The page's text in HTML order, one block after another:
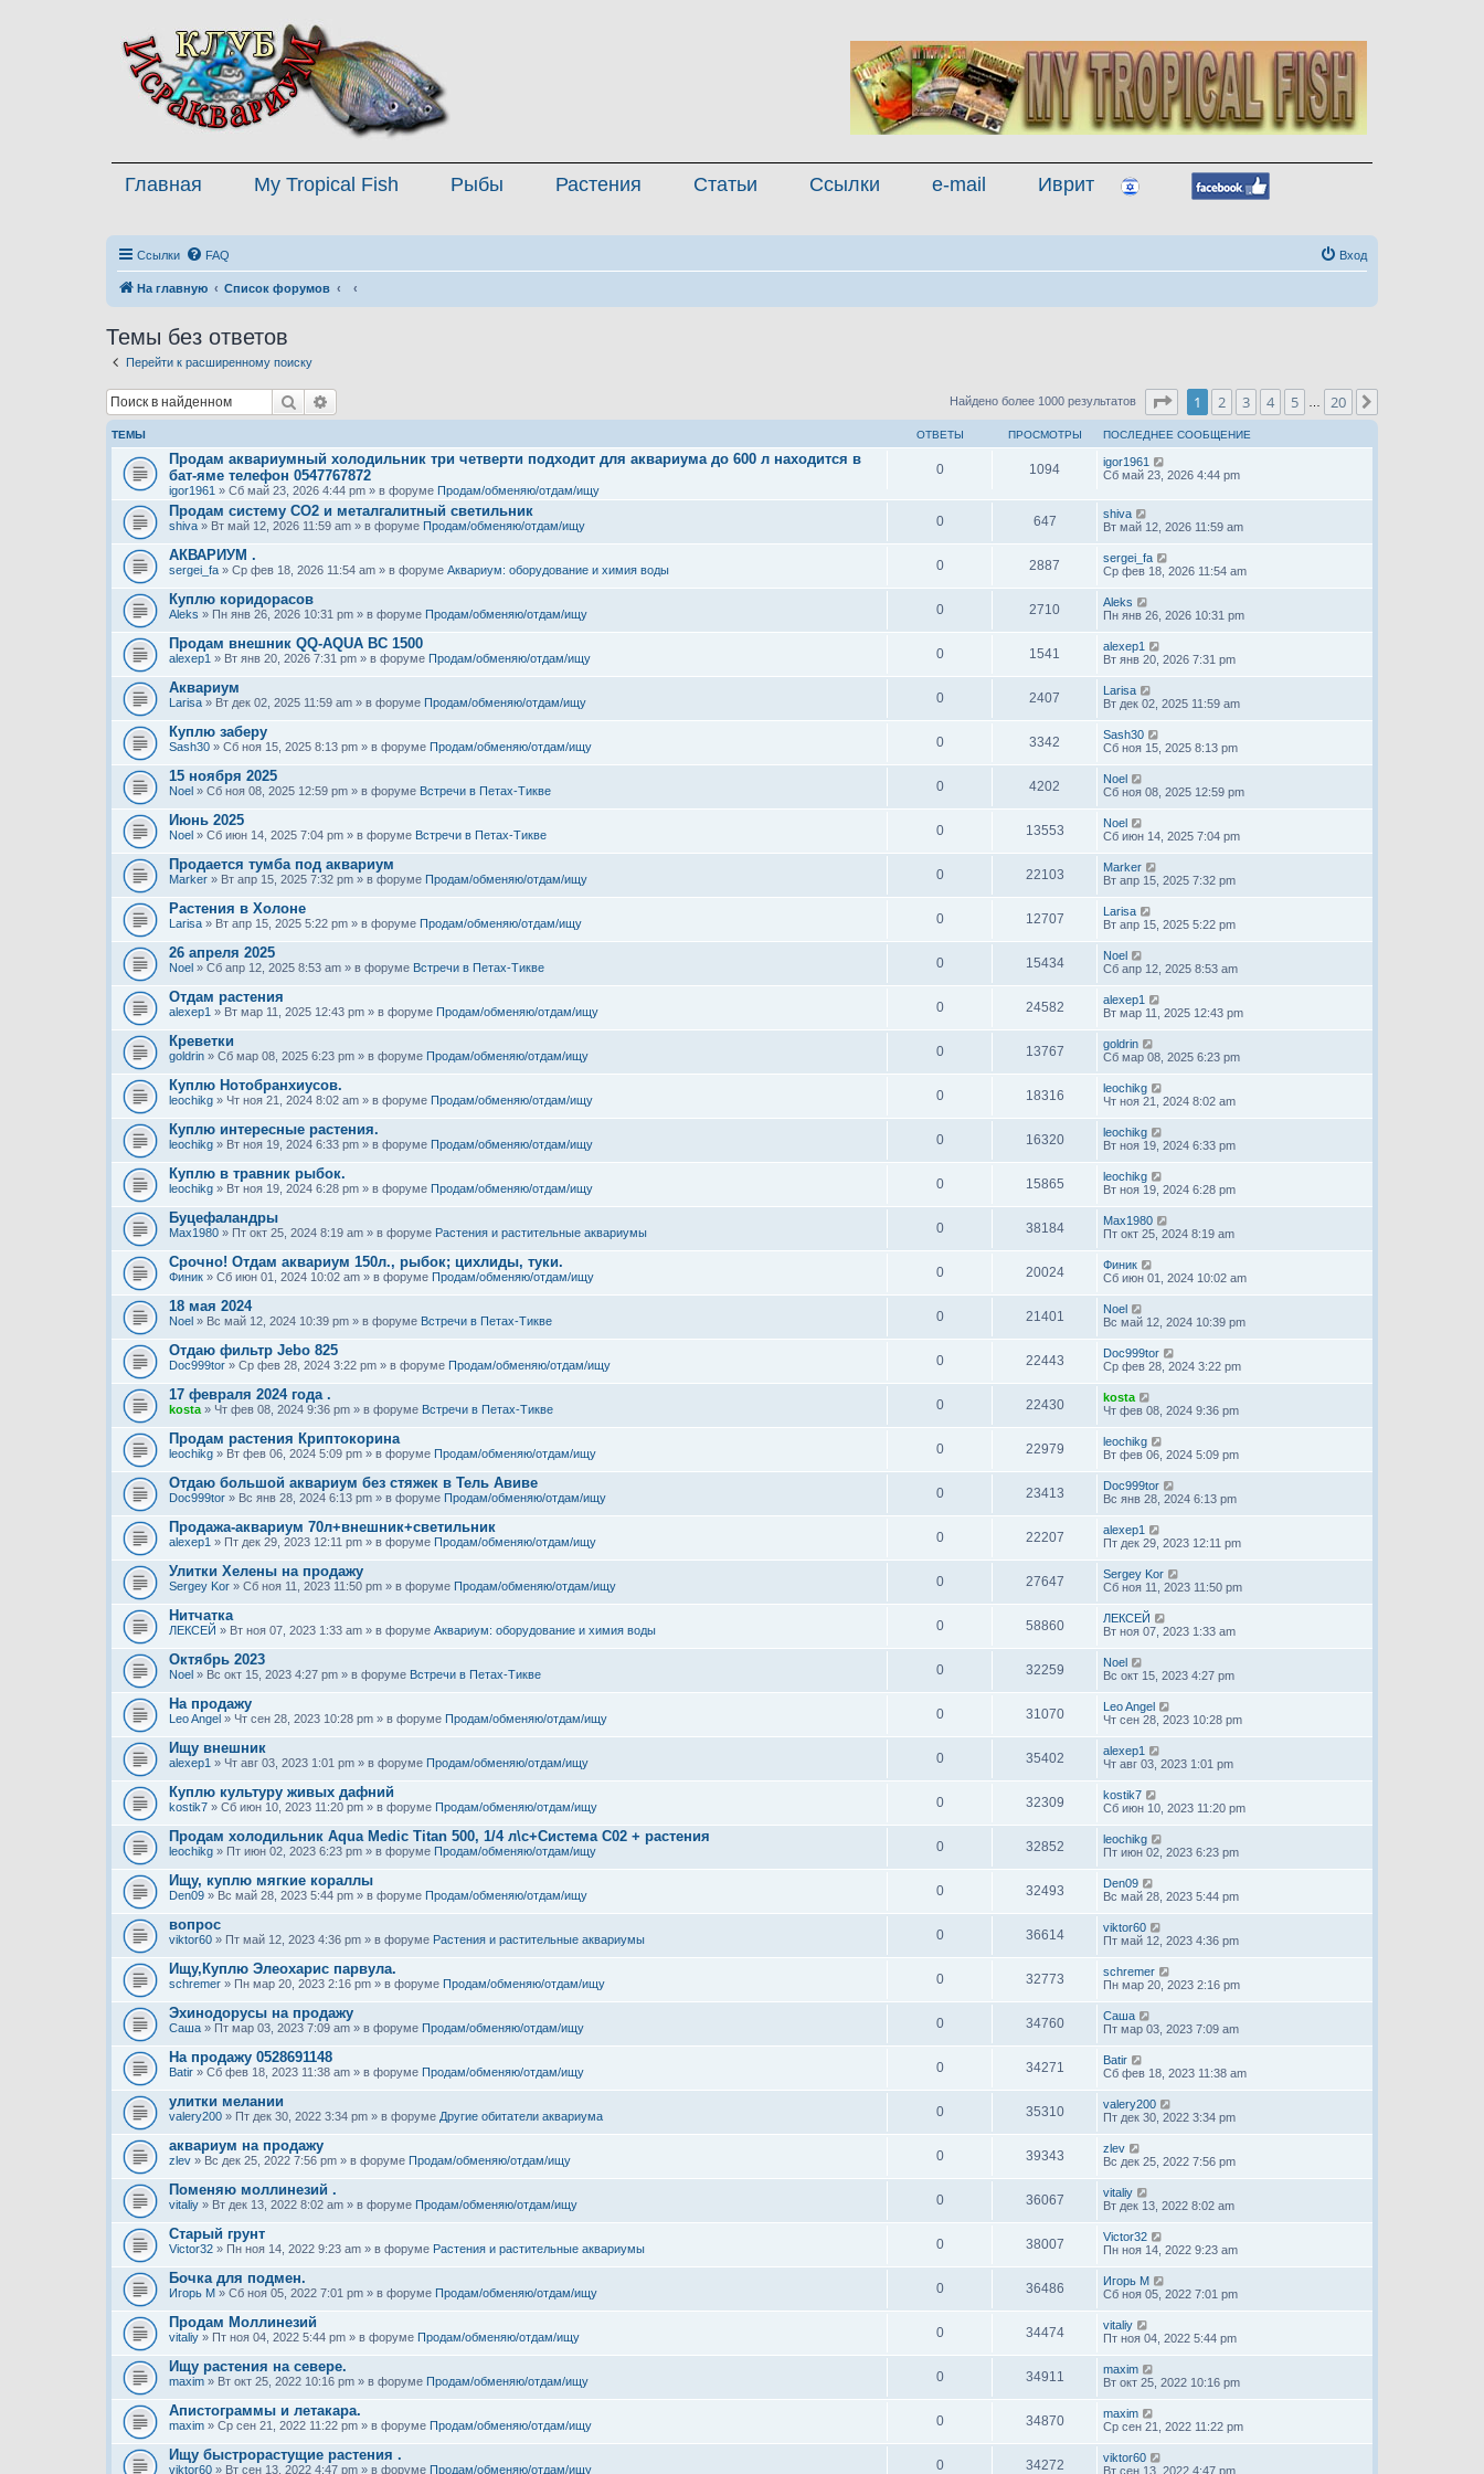
Главная My Tropical Fish Рыбы Растения Статьи Ссылки e-mail Иврит
Ссылки FAQ Вход
На главную Список форумов
Темы без ответов
Перейти к расширенному поиску
Поиск Найдено более 1000 результатов Страница 1 из20
1 2 3 4 5 20
ТЕМЫ ОТВЕТЫ ПРОСМОТРЫ ПОСЛЕДНЕЕ СООБЩЕНИЕ
Продам аквариумный холодильник три четверти подходит для аквариума до 600 л находится в
бат-яме телефон 0547767872
igor1961 » Сб май 23, 2026 4:44 pm » в форуме Продам/обменяю/отдам/ищу
0 1094
igor1961
Сб май 23, 2026 4:44 pm
Продам систему СО2 и металгалитный светильник
shiva » Вт май 12, 2026 11:59 am » в форуме Продам/обменяю/отдам/ищу 0 647
shiva
Вт май 12, 2026 11:59 am
АКВАРИУМ .
sergei_fa » Ср фев 18, 2026 11:54 am » в форуме Аквариум: оборудование и химия воды 0 2887
sergei_fa
Ср фев 18, 2026 11:54 am
Куплю коридорасов
Aleks » Пн янв 26, 2026 10:31 pm » в форуме Продам/обменяю/отдам/ищу 0 2710
Aleks
Пн янв 26, 2026 10:31 pm
Продам внешник QQ-AQUA BC 1500
alexep1 » Вт янв 20, 2026 7:31 pm » в форуме Продам/обменяю/отдам/ищу 0 1541
alexep1
Вт янв 20, 2026 7:31 pm
Аквариум
Larisa » Вт дек 02, 2025 11:59 am » в форуме Продам/обменяю/отдам/ищу 0 2407
Larisa
Вт дек 02, 2025 11:59 am
Куплю заберу
Sash30 » Сб ноя 15, 2025 8:13 pm » в форуме Продам/обменяю/отдам/ищу 0 3342
Sash30
Сб ноя 15, 2025 8:13 pm
15 ноября 2025
Noel » Сб ноя 08, 2025 12:59 pm » в форуме Встречи в Петах-Тикве 0 4202
Noel
Сб ноя 08, 2025 12:59 pm
Июнь 2025
Noel » Сб июн 14, 2025 7:04 pm » в форуме Встречи в Петах-Тикве 0 13553
Noel
Сб июн 14, 2025 7:04 pm
Продается тумба под аквариум
Marker » Вт апр 15, 2025 7:32 pm » в форуме Продам/обменяю/отдам/ищу 0 22103
Marker
Вт апр 15, 2025 7:32 pm
Растения в Холоне
Larisa » Вт апр 15, 2025 5:22 pm » в форуме Продам/обменяю/отдам/ищу 0 12707
Larisa
Вт апр 15, 2025 5:22 pm
26 апреля 2025
Noel » Сб апр 12, 2025 8:53 am » в форуме Встречи в Петах-Тикве 0 15434
Noel
Сб апр 12, 2025 8:53 am
Отдам растения
alexep1 » Вт мар 11, 2025 12:43 pm » в форуме Продам/обменяю/отдам/ищу 0 24582
alexep1
Вт мар 11, 2025 12:43 pm
Креветки
goldrin » Сб мар 08, 2025 6:23 pm » в форуме Продам/обменяю/отдам/ищу 0 13767
goldrin
Сб мар 08, 2025 6:23 pm
Куплю Нотобранхиусов.
leochikg » Чт ноя 21, 2024 8:02 am » в форуме Продам/обменяю/отдам/ищу 0 18316
leochikg
Чт ноя 21, 2024 8:02 am
Куплю интересные растения.
leochikg » Вт ноя 19, 2024 6:33 pm » в форуме Продам/обменяю/отдам/ищу 0 16320
leochikg
Вт ноя 19, 2024 6:33 pm
Куплю в травник рыбок.
leochikg » Вт ноя 19, 2024 6:28 pm » в форуме Продам/обменяю/отдам/ищу 0 15865
leochikg
Вт ноя 19, 2024 6:28 pm
Буцефаландры
Max1980 » Пт окт 25, 2024 8:19 am » в форуме Растения и растительные аквариумы 0 38184
Max1980
Пт окт 25, 2024 8:19 am
Срочно! Отдам аквариум 150л., рыбок; цихлиды, туки.
Финик » Сб июн 01, 2024 10:02 am » в форуме Продам/обменяю/отдам/ищу 0 20024
Финик
Сб июн 01, 2024 10:02 am
18 мая 2024
Noel » Вс май 12, 2024 10:39 pm » в форуме Встречи в Петах-Тикве 0 21401
Noel
Вс май 12, 2024 10:39 pm
Отдаю фильтр Jebo 825
Doc999tor » Ср фев 28, 2024 3:22 pm » в форуме Продам/обменяю/отдам/ищу 0 22443
Doc999tor
Ср фев 28, 2024 3:22 pm
17 февраля 2024 года .
kosta » Чт фев 08, 2024 9:36 pm » в форуме Встречи в Петах-Тикве 0 22430
kosta
Чт фев 08, 2024 9:36 pm
Продам растения Криптокорина
leochikg » Вт фев 06, 2024 5:09 pm » в форуме Продам/обменяю/отдам/ищу 0 22979
leochikg
Вт фев 06, 2024 5:09 pm
Отдаю большой аквариум без стяжек в Тель Авиве
Doc999tor » Вс янв 28, 2024 6:13 pm » в форуме Продам/обменяю/отдам/ищу 0 23413
Doc999tor
Вс янв 28, 2024 6:13 pm
Продажа-аквариум 70л+внешник+светильник
alexep1 » Пт дек 29, 2023 12:11 pm » в форуме Продам/обменяю/отдам/ищу 0 22207
alexep1
Пт дек 29, 2023 12:11 pm
Улитки Хелены на продажу
Sergey Kor » Сб ноя 11, 2023 11:50 pm » в форуме Продам/обменяю/отдам/ищу 0 27647
Sergey Kor
Сб ноя 11, 2023 11:50 pm
Нитчатка
ЛЕКСЕЙ » Вт ноя 07, 2023 1:33 am » в форуме Аквариум: оборудование и химия воды 0 58860
ЛЕКСЕЙ
Вт ноя 07, 2023 1:33 am
Октябрь 2023
Noel » Вс окт 15, 2023 4:27 pm » в форуме Встречи в Петах-Тикве 0 32259
Noel
Вс окт 15, 2023 4:27 pm
На продажу
Leo Angel » Чт сен 28, 2023 10:28 pm » в форуме Продам/обменяю/отдам/ищу 0 31070
Leo Angel
Чт сен 28, 2023 10:28 pm
Ищу внешник
alexep1 » Чт авг 03, 2023 1:01 pm » в форуме Продам/обменяю/отдам/ищу 0 35402
alexep1
Чт авг 03, 2023 1:01 pm
Куплю культуру живых дафний
kostik7 » Сб июн 10, 2023 11:20 pm » в форуме Продам/обменяю/отдам/ищу 0 32309
kostik7
Сб июн 10, 2023 11:20 pm
Продам холодильник Aqua Medic Titan 500, 1/4 л\с+Система С02 + растения
leochikg » Пт июн 02, 2023 6:23 pm » в форуме Продам/обменяю/отдам/ищу 0 32852
leochikg
Пт июн 02, 2023 6:23 pm
Ищу, куплю мягкие кораллы
Den09 » Вс май 28, 2023 5:44 pm » в форуме Продам/обменяю/отдам/ищу 0 32493
Den09
Вс май 28, 2023 5:44 pm
вопрос
viktor60 » Пт май 12, 2023 4:36 pm » в форуме Растения и растительные аквариумы 0 36614
viktor60
Пт май 12, 2023 4:36 pm
Ищу,Куплю Элеохарис парвула.
schremer » Пн мар 20, 2023 2:16 pm » в форуме Продам/обменяю/отдам/ищу 0 32773
schremer
Пн мар 20, 2023 2:16 pm
Эхинодорусы на продажу
Саша » Пт мар 03, 2023 7:09 am » в форуме Продам/обменяю/отдам/ищу 0 34760
Саша
Пт мар 03, 2023 7:09 am
На продажу 0528691148
Batir » Сб фев 18, 2023 11:38 am » в форуме Продам/обменяю/отдам/ищу 0 34271
Batir
Сб фев 18, 2023 11:38 am
улитки мелании
valery200 » Пт дек 30, 2022 3:34 pm » в форуме Другие обитатели аквариума 0 35310
valery200
Пт дек 30, 2022 3:34 pm
аквариум на продажу
zlev » Вс дек 25, 2022 7:56 pm » в форуме Продам/обменяю/отдам/ищу 0 39343
zlev
Вс дек 25, 2022 7:56 pm
Поменяю моллинезий .
vitaliy » Вт дек 13, 2022 8:02 am » в форуме Продам/обменяю/отдам/ищу 0 36067
vitaliy
Вт дек 13, 2022 8:02 am
Старый грунт
Victor32 » Пн ноя 14, 2022 9:23 am » в форуме Растения и растительные аквариумы 0 38007
Victor32
Пн ноя 14, 2022 9:23 am
Бочка для подмен.
Игорь М » Сб ноя 05, 2022 7:01 pm » в форуме Продам/обменяю/отдам/ищу 0 36486
Игорь М
Сб ноя 05, 2022 7:01 pm
Продам Моллинезий
vitaliy » Пт ноя 04, 2022 5:44 pm » в форуме Продам/обменяю/отдам/ищу 0 34474
vitaliy
Пт ноя 04, 2022 5:44 pm
Ищу растения на севере.
maxim » Вт окт 25, 2022 10:16 pm » в форуме Продам/обменяю/отдам/ищу 0 34911
maxim
Вт окт 25, 2022 10:16 pm
Апистограммы и летакара.
maxim » Ср сен 21, 2022 11:22 pm » в форуме Продам/обменяю/отдам/ищу 0 34870
maxim
Ср сен 21, 2022 11:22 pm
Ищу быстрорастущие растения .
viktor60 » Вт сен 13, 2022 4:47 pm » в форуме Продам/обменяю/отдам/ищу 0 34272
viktor60
Вт сен 13, 2022 4:47 pm